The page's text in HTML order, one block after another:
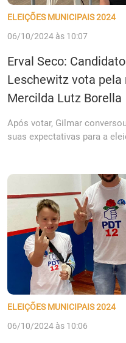
ELEIÇÕES MUNICIPAIS 2024
06/10/2024 às 10:07
Erval Seco:
Leschewitz vota pela
Mercilda Lutz Borella
Após votar, Gilmar
suas expectativas para a
ELEIÇÕES MUNICIPAIS 2024
06/10/2024 às 10:06